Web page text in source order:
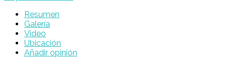
Resumen
Galería
Video
Ubicación
Añadir opinión